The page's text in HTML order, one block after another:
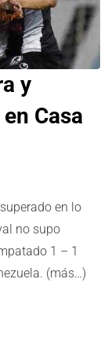
y
Casa
en lo
no supo
1 – 1
(más…)